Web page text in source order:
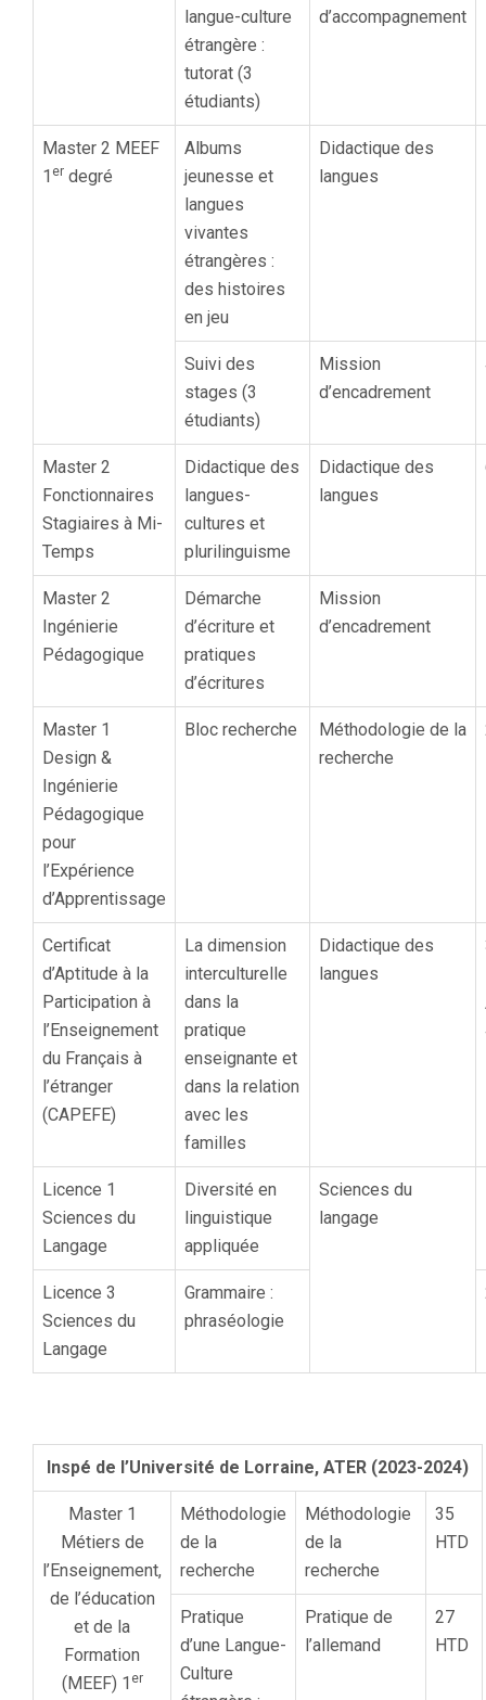
langue-culture
étrangère :
tutorat (3
étudiants)
d’accompagnement
Master 2 MEEF
1 er degré
Albums
jeunesse et
langues
vivantes
étrangères :
des histoires
en jeu
Didactique des
langues
Suivi des
stages (3
étudiants)
Mission
d’encadrement
Master 2
Fonctionnaires
Stagiaires à Mi-
Temps
Didactique des
langues-
cultures et
plurilinguisme
Didactique des
langues
Master 2
Ingénierie
Pédagogique
Démarche
d’écriture et
pratiques
d’écritures
Mission
d’encadrement
Master 1
Design &
Ingénierie
Pédagogique
pour
l’Expérience
d’Apprentissage
Bloc recherche
Méthodologie de la
recherche
Certificat
d’Aptitude à la
Participation à
l’Enseignement
du Français à
l’étranger
(CAPEFE)
La dimension
interculturelle
dans la
pratique
enseignante et
dans la relation
avec les
familles
Didactique des
langues
Licence 1
Sciences du
Langage
Diversité en
linguistique
appliquée
Sciences du
langage
Licence 3
Sciences du
Langage
Grammaire :
phraséologie
Inspé de l’Université de Lorraine, ATER (2023-2024)
Master 1
Métiers de
l’Enseignement,
de l’éducation
et de la
Formation
(MEEF) 1 er
Méthodologie
de la
recherche
Méthodologie
de la
recherche
35
HTD
Pratique
d’une Langue-
Culture
Pratique de
l’allemand
27
HTD